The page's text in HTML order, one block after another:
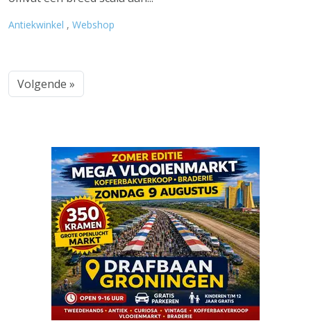
Antiekwinkel , Webshop
Volgende »